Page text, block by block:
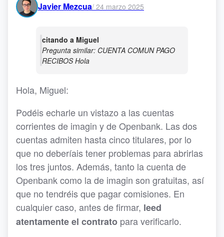
Javier Mezcua/ 24 marzo 2025
citando a Miguel
Pregunta similar: CUENTA COMUN PAGO
RECIBOS Hola
Hola, Miguel:
Podéis echarle un vistazo a las cuentas
corrientes de imagin y de Openbank. Las dos
cuentas admiten hasta cinco titulares, por lo
que no deberíais tener problemas para abrirlas
los tres juntos. Además, tanto la cuenta de
Openbank como la de imagin son gratuitas, así
que no tendréis que pagar comisiones. En
cualquier caso, antes de firmar, leed
atentamente el contrato para verificarlo.